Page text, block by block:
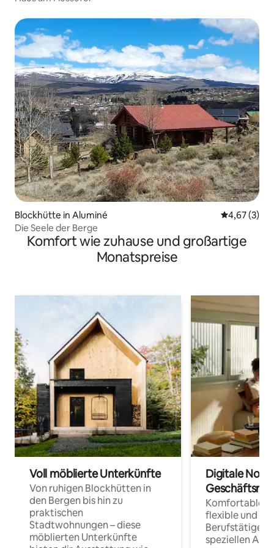
Blockhütte in Aluminé
4,67 (3)
Die Seele der Berge
Komfort wie zuhause und großartige
Monatspreise
Voll möblierte Unterkünfte
Von ruhigen Blockhütten in
den Bergen bis hin zu
praktischen
Stadtwohnungen – diese
möblierten Unterkünfte
Digitale
Komfortable
flexible und
Berufstätige
speziellen